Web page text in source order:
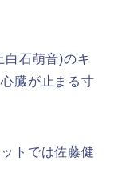
石萌音)のキ
臓が止まる寸
トでは佐藤健